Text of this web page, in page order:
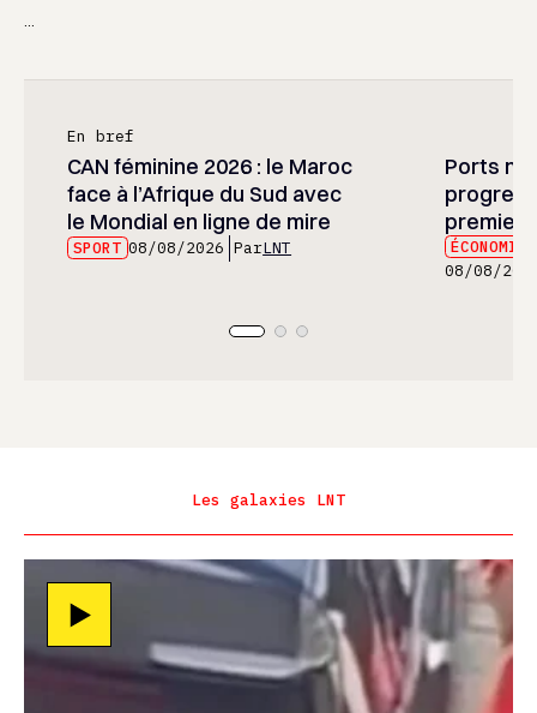
En bref
CAN féminine 2026 : le Maroc
face à l’Afrique du Sud avec
le Mondial en ligne de mire
SPORT 08/08/2026 ParLNT
Ports
premier
08/08/
Les galaxies LNT